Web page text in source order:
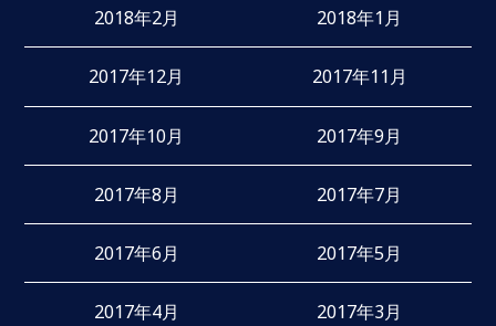
2018年2月 2018年1月
2017年12月 2017年11月
2017年10月 2017年9月
2017年8月 2017年7月
2017年6月 2017年5月
2017年4月 2017年3月